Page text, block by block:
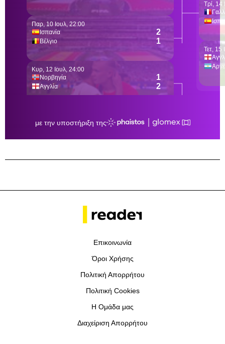
Επικοινωνία
Όροι Χρήσης
Πολιτική Απορρήτου
Πολιτική Cookies
Η Ομάδα μας
Διαχείριση Απορρήτου